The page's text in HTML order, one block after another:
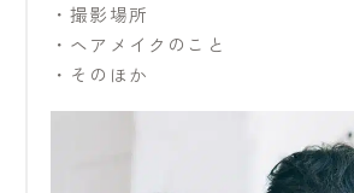
・撮影場所
・ヘアメイクのこと
・そのほか